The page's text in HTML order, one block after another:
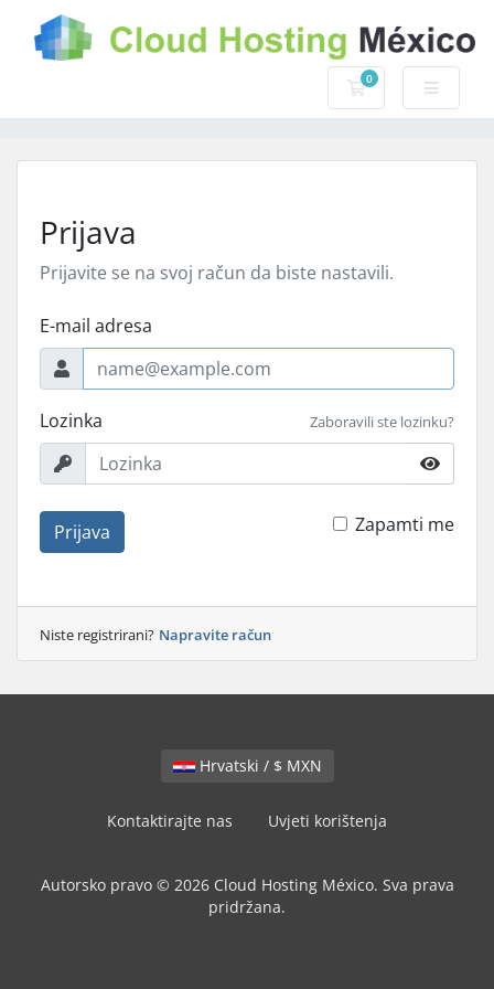
0
Košarica
Prijava
Prijavite se na svoj račun da biste nastavili.
E-mail adresa
Lozinka Zaboravili ste lozinku?
Prijava Zapamti me
Niste registrirani? Napravite račun
Hrvatski / $ MXN
Kontaktirajte nas Uvjeti korištenja
Autorsko pravo © 2026 Cloud Hosting México. Sva prava
pridržana.